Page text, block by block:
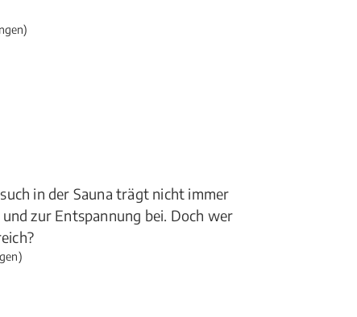
in der Sauna trägt nicht immer
zur Entspannung bei. Doch wer